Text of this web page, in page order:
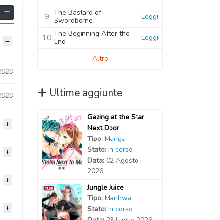
9 The Bastard of
Swordborne
Leggi!
10 The Beginning After the
End
Leggi!
Altro
Ultime aggiunte
Gazing at the Star
Next Door
Tipo: Manga
Stato: In corso
Data: 02 Agosto
2026
Jungle Juice
Tipo: Manhwa
Stato: In corso